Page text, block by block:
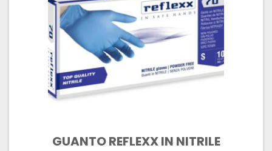
GUANTO REFLEXX IN NITRILE